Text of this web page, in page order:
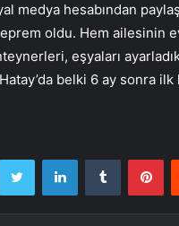
medya hesabından
oldu. Hem ailesinin
eşyaları
belki 6 ay sonra ilk
Twitter LinkedInTumblr